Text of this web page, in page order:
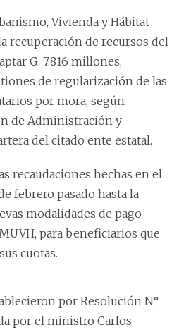
Vivienda y Hábitat
recuperación de recursos del
G. 7.816 millones,
de regularización de las
por mora, según
de Administración y
del citado ente estatal.
recaudaciones hechas en el
febrero pasado hasta la
modalidades de pago
para beneficiarios que
cuotas.
por Resolución N°
por el ministro Carlos